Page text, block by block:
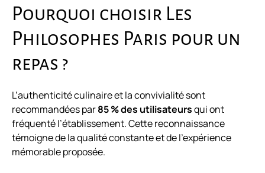
Pourquoi choisir Les
Philosophes Paris pour un
repas ?
L’authenticité culinaire et la convivialité sont
recommandées par85 % des utilisateursqui ont
fréquenté l’établissement. Cette reconnaissance
témoigne de la qualité constante et de l’expérience
mémorable proposée.